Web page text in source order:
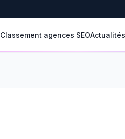
Classement agences SEOActualités